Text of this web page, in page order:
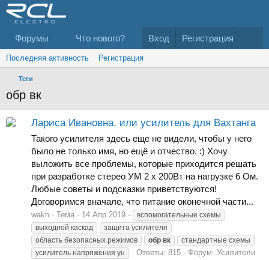
Форумы Что нового? Вход Регистрация
Последняя активность Регистрация
Теги
обр вк
Лариса Ивановна, или усилитель для Вахтанга
Такого усилителя здесь еще не видели, чтобы у него
было не только имя, но ещё и отчество. :) Хочу
выложить все проблемы, которые приходится решать
при разработке стерео УМ 2 х 200Вт на нагрузке 6 Ом.
Любые советы и подсказки приветствуются!
Договоримся вначале, что питание оконечной части...
wakh Тема 14 Апр 2019
вспомогательные схемы
выходной каскад
защита усилителя
область безопасных режимов
обр вк
стандартные схемы
усилитель напряжения ун
Ответы: 815 Форум: Усилители